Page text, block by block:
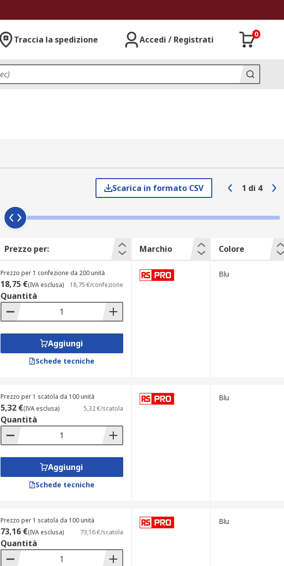
Traccia la spedizione Accedi / Registrati
0
Scarica in formato CSV 1 di 4
Prezzo per: Marchio Colore
Prezzo per 1 confezione da 200 unità
18,75 €(IVA esclusa) 18,75 €/confezione
Quantità
Aggiungi
Schede tecniche
Blu
Prezzo per 1 scatola da 100 unità
5,32 €(IVA esclusa) 5,32 €/scatola
Quantità
Aggiungi
Schede tecniche
Blu
Prezzo per 1 scatola da 100 unità
73,16 €(IVA esclusa) 73,16 €/scatola
Quantità
Blu